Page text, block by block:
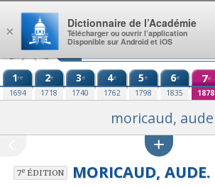
Aller au contenu
1re
1694
2e
1718
3e
1740
4e
1762
5e
1798
6e
1835
7e
1878
moricaud, aude
7eÉDITION MORICAUD, AUDE.
×
Dictionnaire de l’Académie
Télécharger ou ouvrir l’application
Disponible sur Android et iOS